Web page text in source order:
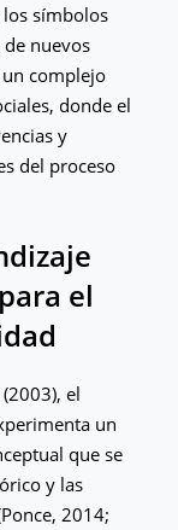
los símbolos
nuevos
un complejo
donde el
y
del proceso
el
el
un
que se
y las
2014;